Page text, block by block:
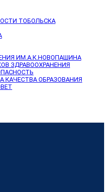
ТОБОЛЬСКА
ИМ.А.К.НОВОПАШИНА
ЗДРАВООХРАНЕНИЯ
КАЧЕСТВА ОБРАЗОВАНИЯ